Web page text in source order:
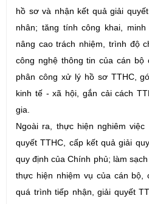
hồ sơ và nhận kết quả giải
nhân; tăng tính công khai,
nâng cao trách nhiệm, trình độ
công nghệ thông tin của cán
phân công xử lý hồ sơ TTHC,
kinh tế - xã hội, gắn cải cách
gia.
Ngoài ra, thực hiện nghiêm
quyết TTHC, cấp kết quả giải
quy định của Chính phủ; làm
thực hiện nhiệm vụ của cán bộ,
quá trình tiếp nhận, giải quyết